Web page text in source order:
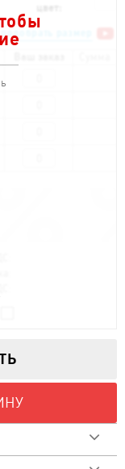
цвет:
размер